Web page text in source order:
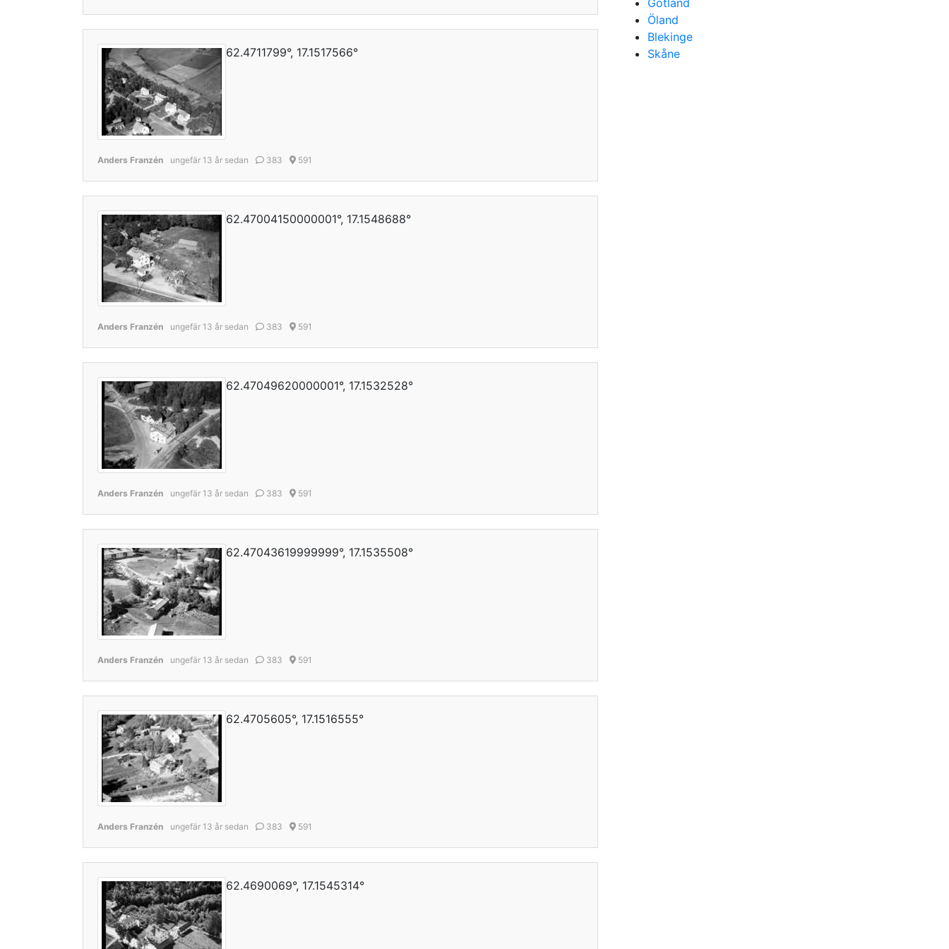
62.4711799°, 17.1517566°
Anders Franzén ungefär 13 år sedan 383 591
62.47004150000001°, 17.1548688°
Anders Franzén ungefär 13 år sedan 383 591
62.47049620000001°, 17.1532528°
Anders Franzén ungefär 13 år sedan 383 591
62.47043619999999°, 17.1535508°
Anders Franzén ungefär 13 år sedan 383 591
62.4705605°, 17.1516555°
Anders Franzén ungefär 13 år sedan 383 591
62.4690069°, 17.1545314°
Gotland
Öland
Blekinge
Skåne